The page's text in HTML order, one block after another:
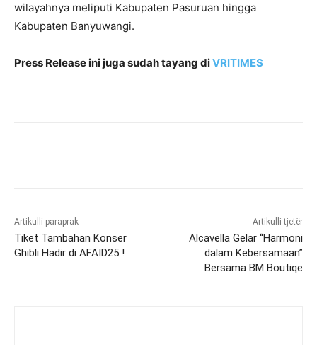
wilayahnya meliputi Kabupaten Pasuruan hingga
Kabupaten Banyuwangi.
Press Release ini juga sudah tayang diVRITIMES
Artikulli paraprak
Tiket Tambahan Konser
Ghibli Hadir di AFAID25 !
Artikulli tjetër
Alcavella Gelar “Harmoni
dalam Kebersamaan”
Bersama BM Boutiqe